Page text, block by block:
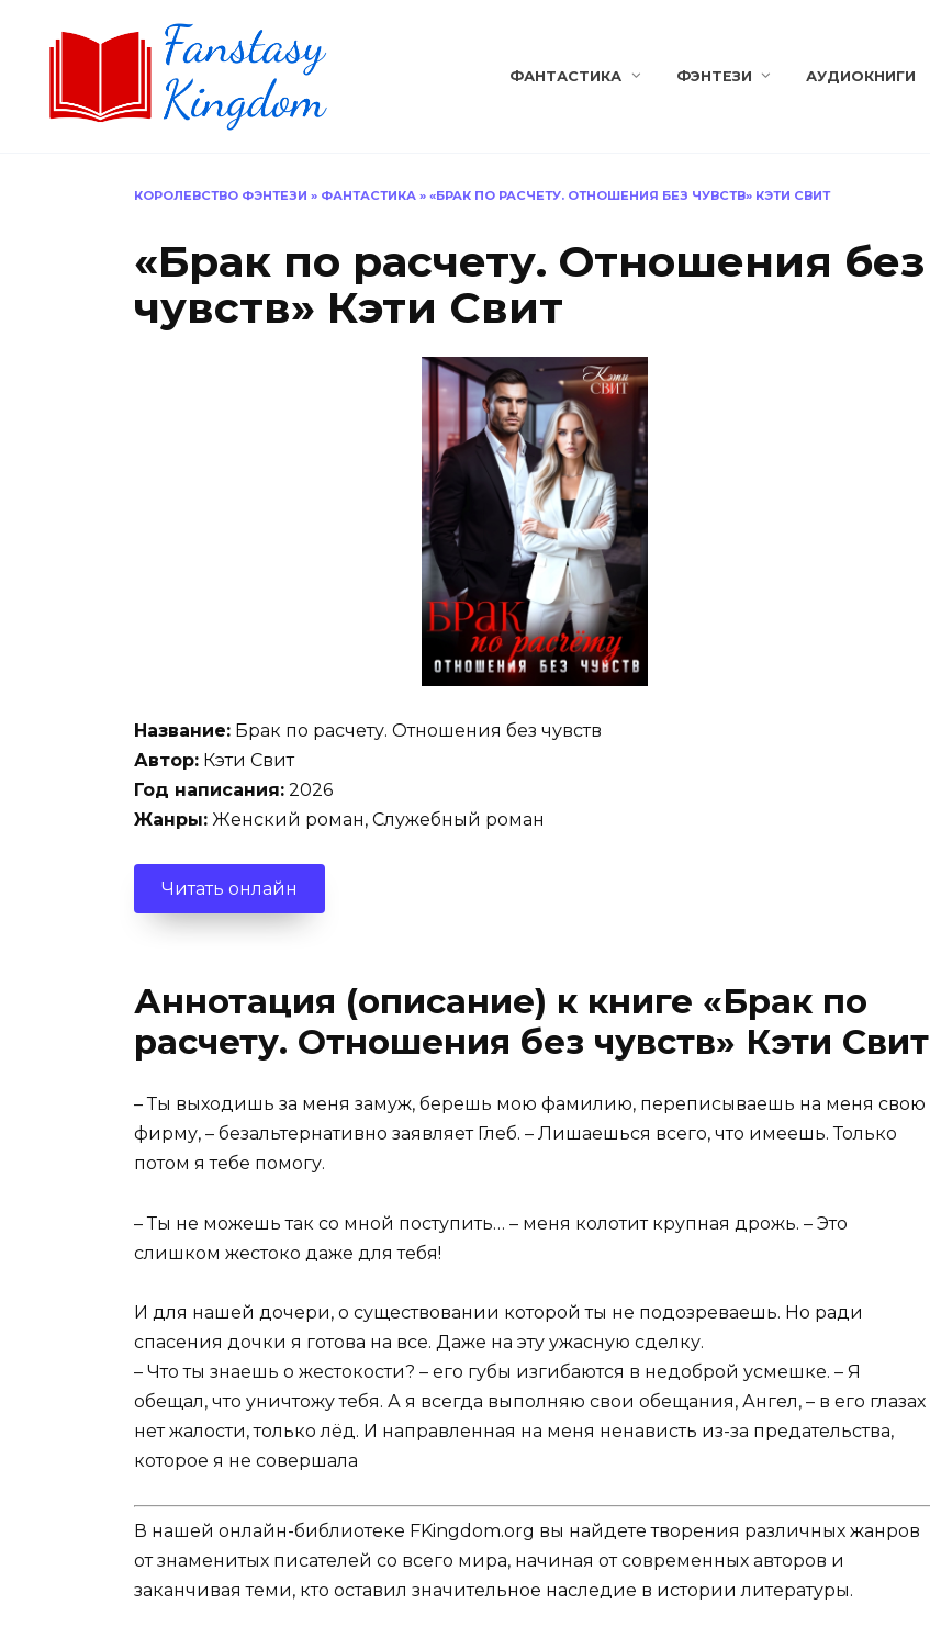
ФАНТАСТИКА ФЭНТЕЗИ АУДИОКНИГИ
КОРОЛЕВСТВО ФЭНТЕЗИ » ФАНТАСТИКА » «БРАК ПО РАСЧЕТУ. ОТНОШЕНИЯ БЕЗ ЧУВСТВ» КЭТИ СВИТ
«Брак по расчету. Отношения без
чувств» Кэти Свит
Название: Брак по расчету. Отношения без чувств
Автор: Кэти Свит
Год написания: 2026
Жанры: Женский роман, Служебный роман
Читать онлайн
Аннотация (описание) к книге «Брак по
расчету. Отношения без чувств» Кэти Свит
– Ты выходишь за меня замуж, берешь мою фамилию, переписываешь на меня свою
фирму, – безальтернативно заявляет Глеб. – Лишаешься всего, что имеешь. Только
потом я тебе помогу.
– Ты не можешь так со мной поступить… – меня колотит крупная дрожь. – Это
слишком жестоко даже для тебя!
И для нашей дочери, о существовании которой ты не подозреваешь. Но ради
спасения дочки я готова на все. Даже на эту ужасную сделку.
– Что ты знаешь о жестокости? – его губы изгибаются в недоброй усмешке. – Я
обещал, что уничтожу тебя. А я всегда выполняю свои обещания, Ангел, – в его глазах
нет жалости, только лёд. И направленная на меня ненависть из-за предательства,
которое я не совершала
В нашей онлайн-библиотеке FKingdom.org вы найдете творения различных жанров
от знаменитых писателей со всего мира, начиная от современных авторов и
заканчивая теми, кто оставил значительное наследие в истории литературы.